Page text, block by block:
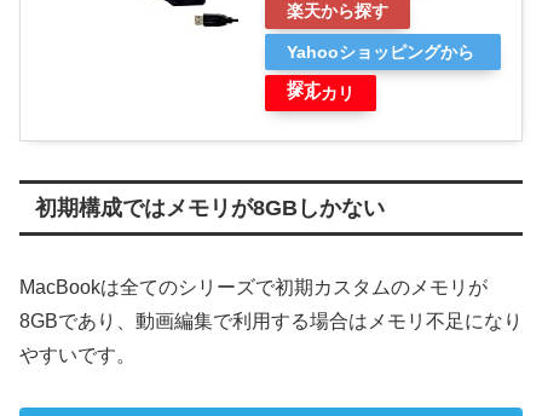
楽天から探す
Yahooショッピングから
探す
メルカリ
初期構成ではメモリが8GBしかない
MacBookは全てのシリーズで初期カスタムのメモリが
8GBであり、動画編集で利用する場合はメモリ不足になり
やすいです。